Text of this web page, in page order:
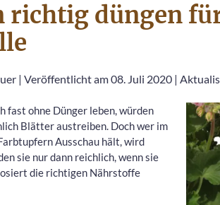
richtig düngen
| Veröffentlicht am 08. Juli 2020 |
fast ohne Dünger leben, würden
Blätter austreiben. Doch wer im
Ausschau hält, wird
sie nur dann reichlich, wenn sie
die richtigen Nährstoffe